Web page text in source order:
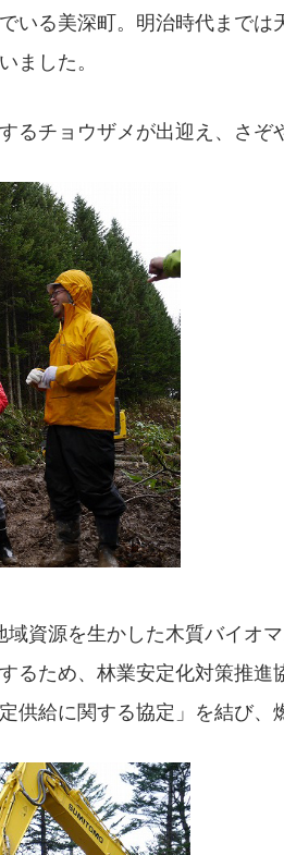
いる美深町。明治時代までは
ました。
るチョウザメが出迎え、さぞ
資源を生かした木質バイオ
るため、林業安定化対策推
供給に関する協定」を結び、